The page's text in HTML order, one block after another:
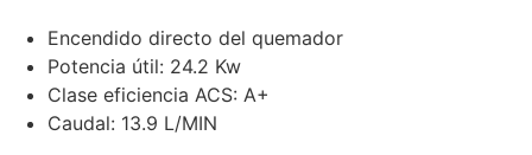
Encendido directo del quemador
Potencia útil: 24.2 Kw
Clase eficiencia ACS: A+
Caudal: 13.9 L/MIN